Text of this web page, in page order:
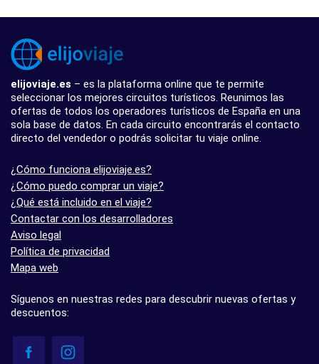
elijoviaje.es – es la plataforma online que te permite
seleccionar los mejores circuitos turísticos. Reunimos las
ofertas de todos los operadores turísticos de España en una
sola base de datos. En cada circuito encontrarás el contacto
directo del vendedor o podrás solicitar tu viaje online.
¿Cómo funciona elijoviaje.es?
¿Cómo puedo comprar un viaje?
¿Qué está incluido en el viaje?
Contactar con los desarrolladores
Aviso legal
Política de privacidad
Mapa web
Síguenos en nuestras redes para descubrir nuevas ofertas y
descuentos: